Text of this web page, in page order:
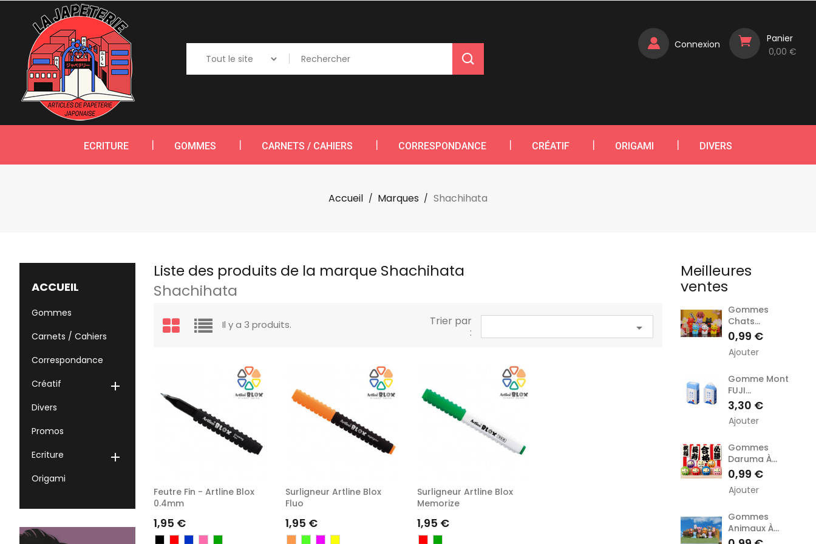
Panier
0,00 €
Connexion
ECRITURE GOMMES CARNETS / CAHIERS CORRESPONDANCE CRÉATIF ORIGAMI DIVERS
Accueil Marques Shachihata
ACCUEIL
Gommes
Carnets / Cahiers
Correspondance
Créatif

Divers
Promos
Ecriture

Origami
Liste des produits de la marque Shachihata
Shachihata
Il y a 3 produits.
Trier par
:

Feutre Fin - Artline Blox
0.4mm
Prix
1,95 €
Surligneur Artline Blox
Fluo
Prix
1,95 €
Surligneur Artline Blox
Memorize
Prix
1,95 €
Meilleures
ventes
Gommes
Chats...
Prix
0,99 €
Ajouter
Gomme Mont
FUJI...
Prix
3,30 €
Ajouter
Gommes
Daruma À...
Prix
0,99 €
Ajouter
Gommes
Animaux À...